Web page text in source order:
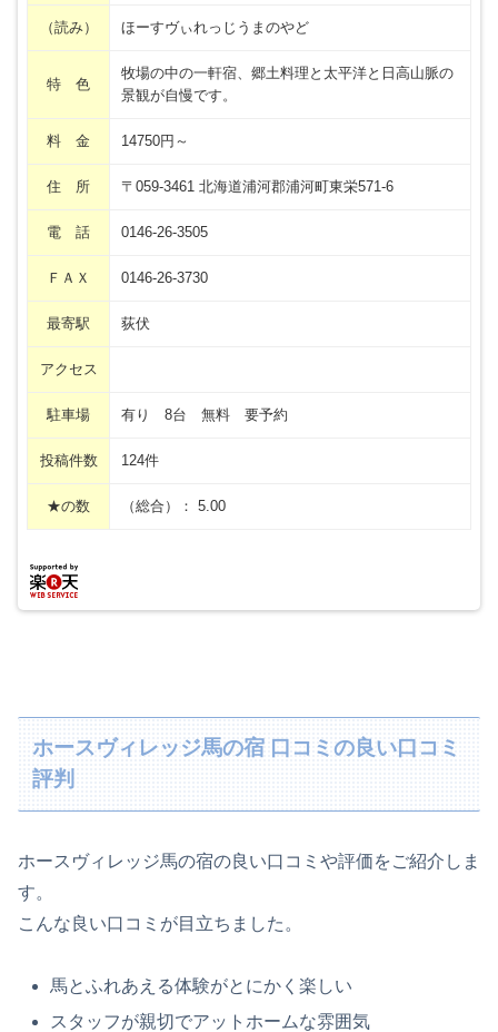
（読み） ほーすヴぃれっじうまのやど
特 色
牧場の中の一軒宿、郷土料理と太平洋と日高山脈の
景観が自慢です。
料 金 14750円～
住 所 〒059-3461 北海道浦河郡浦河町東栄571-6
電 話 0146-26-3505
ＦＡＸ 0146-26-3730
最寄駅 荻伏
アクセス
駐車場 有り 8台 無料 要予約
投稿件数 124件
★の数 （総合）： 5.00
ホースヴィレッジ馬の宿 口コミの良い口コミ
評判
ホースヴィレッジ馬の宿の良い口コミや評価をご紹介しま
す。
こんな良い口コミが目立ちました。
馬とふれあえる体験がとにかく楽しい
スタッフが親切でアットホームな雰囲気